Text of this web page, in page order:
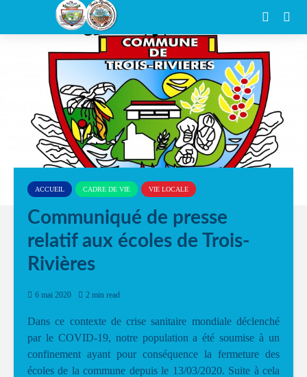
ACCUEIL CADRE DE VIE VIE LOCALE
Communiqué de presse
relatif aux écoles de Trois-
Rivières
6 mai 2020 2 min read
Dans ce contexte de crise sanitaire mondiale déclenché
par le COVID-19, notre population a été soumise à un
confinement ayant pour conséquence la fermeture des
écoles de la commune depuis le 13/03/2020. Suite à cela